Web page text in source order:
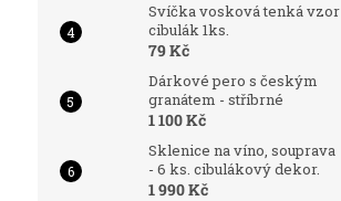
Svíčka vosková tenká vzor
cibulák 1ks.
79 Kč
Dárkové pero s českým
granátem - stříbrné
1 100 Kč
Sklenice na víno, souprava
- 6 ks. cibulákový dekor.
1 990 Kč